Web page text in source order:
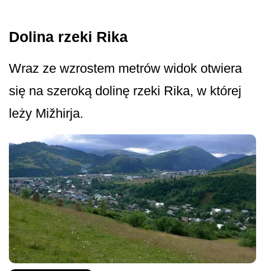
Dolina rzeki Rika
Wraz ze wzrostem metrów widok otwiera
się na szeroką dolinę rzeki Rika, w której
leży Mižhirja.